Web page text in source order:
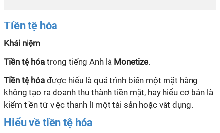
Tiền tệ hóa
Khái niệm
Tiền tệ hóa trong tiếng Anh là Monetize.
Tiền tệ hóa được hiểu là quá trình biến một mặt hàng
không tạo ra doanh thu thành tiền mặt, hay hiểu cơ bản là
kiếm tiền từ việc thanh lí một tài sản hoặc vật dụng.
Hiểu về tiền tệ hóa